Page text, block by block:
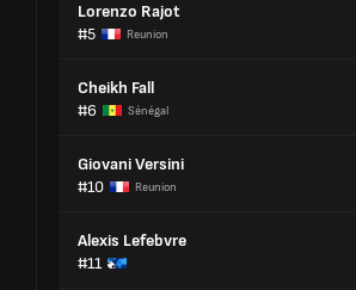
Lorenzo Rajot
#5
Reunion
Cheikh Fall
#6
Sénégal
Giovani Versini
#10
Reunion
Alexis Lefebvre
#11